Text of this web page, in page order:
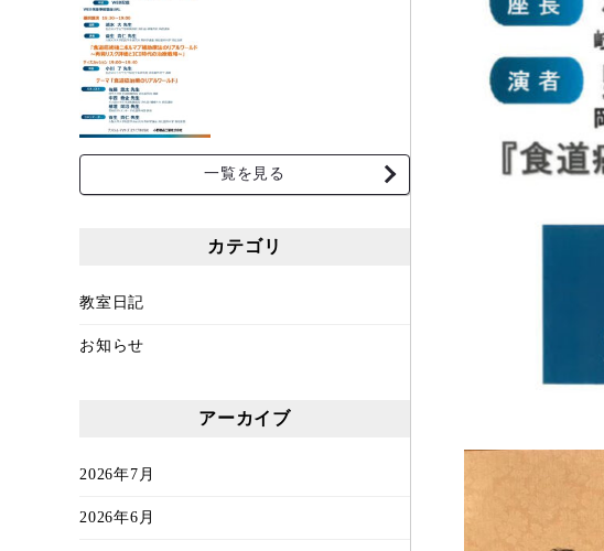
一覧を見る
カテゴリ
教室日記
お知らせ
アーカイブ
2026年7月
2026年6月